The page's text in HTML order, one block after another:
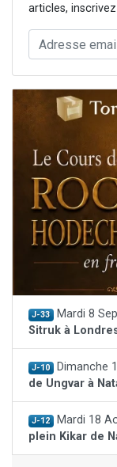
articles,
J-33 Mardi 8
Sitruk à
J-10 Dimanche
de Ungvar à
J-12 Mardi 18
plein Kikar de